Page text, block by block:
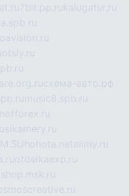
7bit.pp.rukalugatur.ru
схема-авто.рф
music8.spb.ru
hohota.net alimy.ru
otdelkaexp.ru